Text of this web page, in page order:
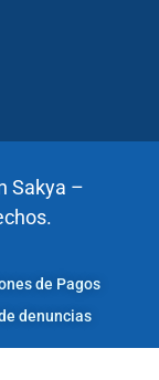
Sakya –
de Pagos
denuncias